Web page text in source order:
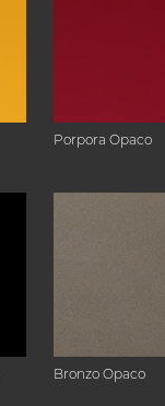
Porpora Opaco
Bronzo Opaco